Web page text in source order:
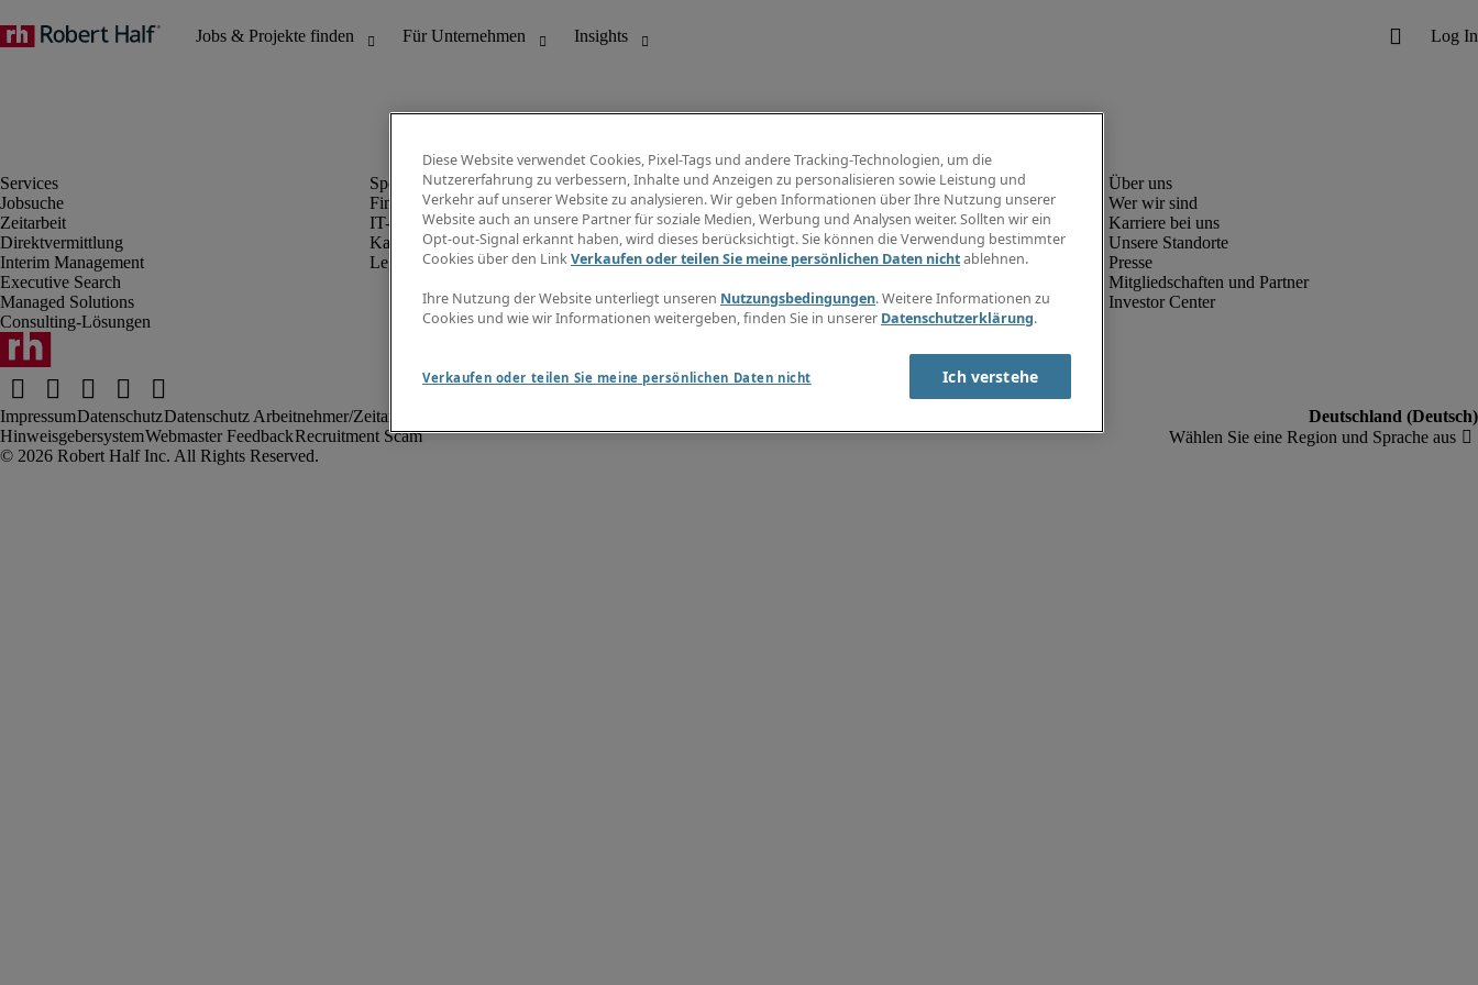
Jobsuche
Zeitarbeit
Direktvermittlung
Interim Management
Executive Search
Managed Solutions
Consulting-Lösungen
Finanz- & Rechnungswesen
IT-Bereich
Kaufmännischer Bereich
Legal
Info Center
Jobübersicht
Gehaltsübersicht
E-Learning
Wer wir sind
Karriere bei uns
Unsere Standorte
Presse
Mitgliedschaften und Partner
Investor Center
ImpressumDatenschutzDatenschutz Arbeitnehmer/Zeitarbeitskräfte
HinweisgebersystemWebmaster FeedbackRecruitment Scam
Diese Website verwendet Cookies, Pixel-Tags und andere Tracking-Technologien, um die
Nutzererfahrung zu verbessern, Inhalte und Anzeigen zu personalisieren sowie Leistung und
Verkehr auf unserer Website zu analysieren. Wir geben Informationen über Ihre Nutzung unserer
Website auch an unsere Partner für soziale Medien, Werbung und Analysen weiter. Sollten wir ein
Opt-out-Signal erkannt haben, wird dieses berücksichtigt. Sie können die Verwendung bestimmter
Cookies über den LinkVerkaufen oder teilen Sie meine persönlichen Daten nichtablehnen.
Ihre Nutzung der Website unterliegt unseren Nutzungsbedingungen. Weitere Informationen zu
Cookies und wie wir Informationen weitergeben, finden Sie in unserer Datenschutzerklärung.
Verkaufen oder teilen Sie meine persönlichen Daten nicht Ich verstehe